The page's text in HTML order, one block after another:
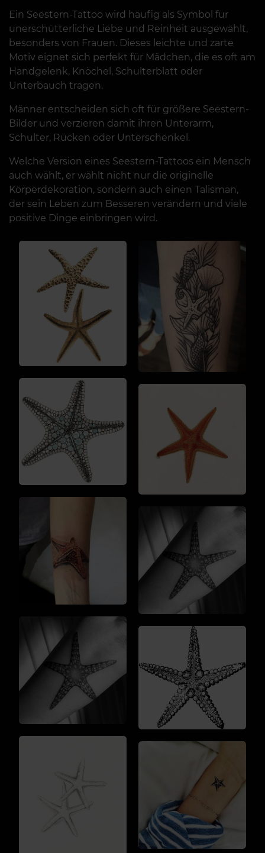
Ein Seestern-Tattoo wird häufig als Symbol für
unerschütterliche Liebe und Reinheit ausgewählt,
besonders von Frauen. Dieses leichte und zarte
Motiv eignet sich perfekt für Mädchen, die es oft am
Handgelenk, Knöchel, Schulterblatt oder
Unterbauch tragen.
Männer entscheiden sich oft für größere Seestern-
Bilder und verzieren damit ihren Unterarm,
Schulter, Rücken oder Unterschenkel.
Welche Version eines Seestern-Tattoos ein Mensch
auch wählt, er wählt nicht nur die originelle
Körperdekoration, sondern auch einen Talisman,
der sein Leben zum Besseren verändern und viele
positive Dinge einbringen wird.